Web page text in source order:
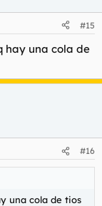
#15
hay una cola de
#16
una cola de tios